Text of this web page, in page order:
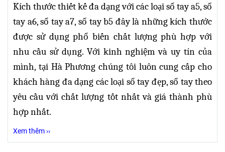
Kích thước thiết kế đa dạngvới các loại sổ tay a5, sổ
tay a6, sổ tay a7, sổ tay b5 đây là những kích thước
được sử dụng phổ biến chất lượng phù hợp với
nhu cầu sử dụng. Với kinh nghiệm và uy tín của
mình, tại Hà Phương chúng tôi luôn cung cấp cho
khách hàng đa dạng các loại sổ tay đẹp, sổ tay theo
yêu cầu với chất lượng tốt nhất và giá thành phù
hợp nhất.
Xem thêm ››